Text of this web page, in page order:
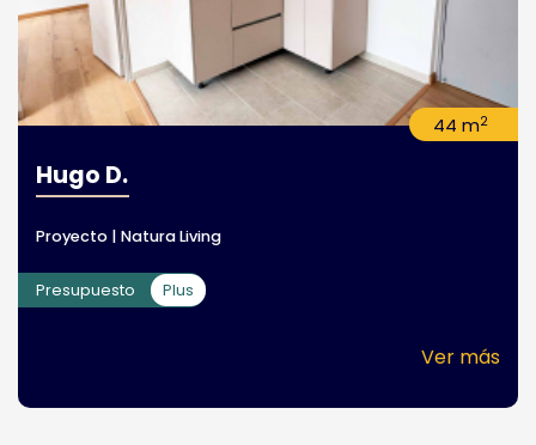
44 m2
Hugo D.
Proyecto | Natura Living
Presupuesto Plus
Ver más